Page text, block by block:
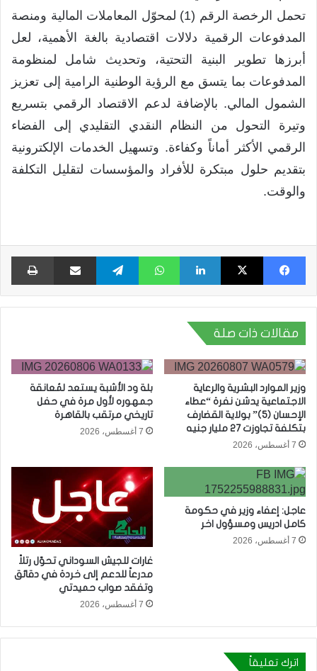
تحمل الرخصة الرقم (1) لمحوّل المعاملات المالية ومنصة
المدفوعات الرقمية دلالات اقتصادية بالغة الأهمية، لعل
أبرزها تطوير البنية التحتية، وتحديث شامل لمنظومة
المدفوعات بما يتسق مع الرؤية الوطنية الرامية إلى تعزيز
الشمول المالي. بالإضافة لدعم الاقتصاد الرقمي بتسريع
وتيرة التحول من النظام النقدي التقليدي إلى الفضاء
الرقمي الأكثر أماناً وكفاءة. وتسهيل الخدمات الإلكترونية
بتقديم حلول مبتكرة للأفراد والمؤسسات لتقليل التكلفة
والوقت.
فيسبوك X لينكدإن واتساب تيلقرام مشاركة عبر البريد
مقالات ذات صلة
وزير الموارد البشرية والرعاية
الاجتماعية يدشن نفرة “عطاء
الإحسان (5)” بولاية القضارف
بتكلفة تجاوزت 27 مليار جنيه
7 أغسطس، 2026
بلة ود الأشبة يستعد لمُعانقة
جمهوره لأول مرة في حفل
تاريخي مرتقب بالقاهرة
7 أغسطس، 2026
عاجل: إعفاء وزير في حكومة
كامل ادريس ومسؤول اخر
7 أغسطس، 2026
غارات للجيش السوداني تحوّل رتلاً
مدرعاً للدعم إلى خردة في دقائق
وتفقد صواب حميدتي
7 أغسطس، 2026
اترك تعليقاً